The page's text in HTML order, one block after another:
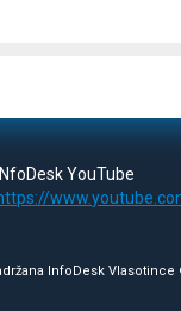
YouTube
InfoDesk